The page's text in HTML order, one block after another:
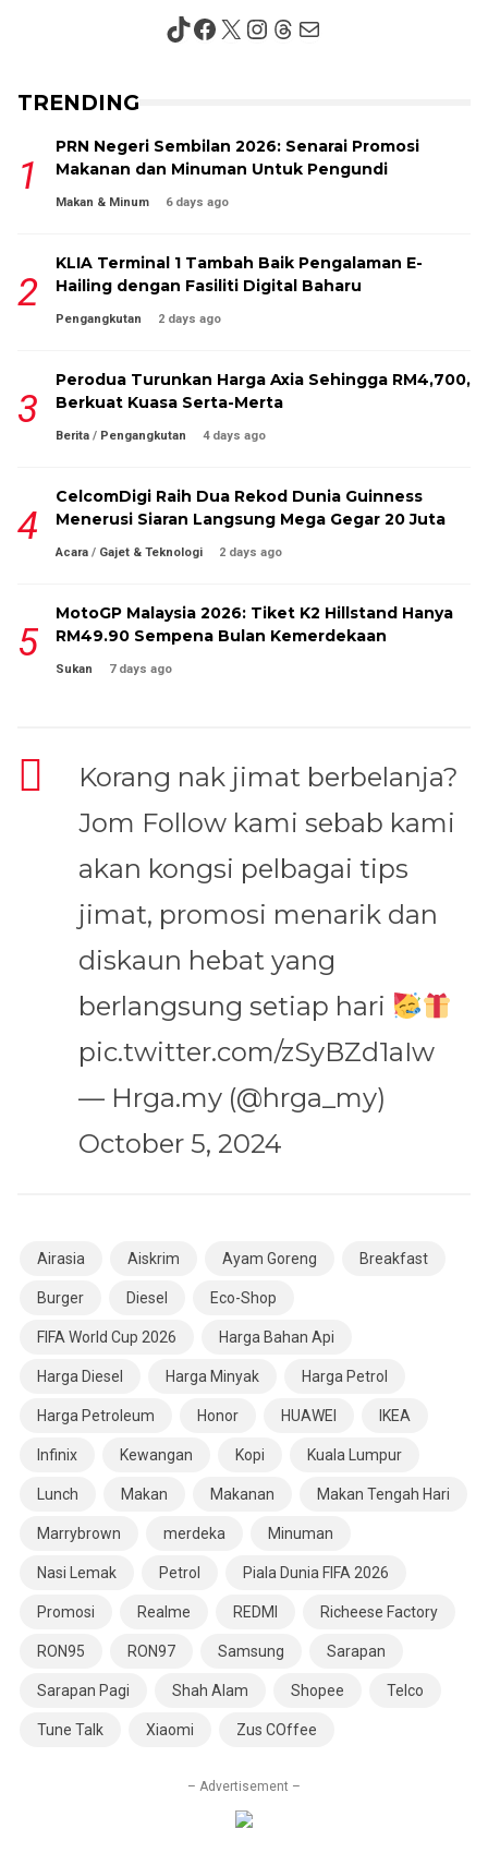
TikTok
Facebook
X Instagram
Threads
Mail
TRENDING
PRN Negeri Sembilan 2026: Senarai Promosi
Makanan dan Minuman Untuk Pengundi
Makan & Minum 6 days ago
KLIA Terminal 1 Tambah Baik Pengalaman E-
Hailing dengan Fasiliti Digital Baharu
Pengangkutan 2 days ago
Perodua Turunkan Harga Axia Sehingga RM4,700,
Berkuat Kuasa Serta-Merta
Berita / Pengangkutan 4 days ago
CelcomDigi Raih Dua Rekod Dunia Guinness
Menerusi Siaran Langsung Mega Gegar 20 Juta
Acara / Gajet & Teknologi 2 days ago
MotoGP Malaysia 2026: Tiket K2 Hillstand Hanya
RM49.90 Sempena Bulan Kemerdekaan
Sukan 7 days ago
Korang nak jimat berbelanja?
Jom Follow kami sebab kami
akan kongsi pelbagai tips
jimat, promosi menarik dan
diskaun hebat yang
berlangsung setiap hari
pic.twitter.com/zSyBZd1aIw
— Hrga.my (@hrga_my)
October 5, 2024
Airasia Aiskrim Ayam Goreng Breakfast
Burger Diesel Eco-Shop
FIFA World Cup 2026 Harga Bahan Api
Harga Diesel Harga Minyak Harga Petrol
Harga Petroleum Honor HUAWEI IKEA
Infinix Kewangan Kopi Kuala Lumpur
Lunch Makan Makanan Makan Tengah Hari
Marrybrown merdeka Minuman
Nasi Lemak Petrol Piala Dunia FIFA 2026
Promosi Realme REDMI Richeese Factory
RON95 RON97 Samsung Sarapan
Sarapan Pagi Shah Alam Shopee Telco
Tune Talk Xiaomi Zus COffee
– Advertisement –